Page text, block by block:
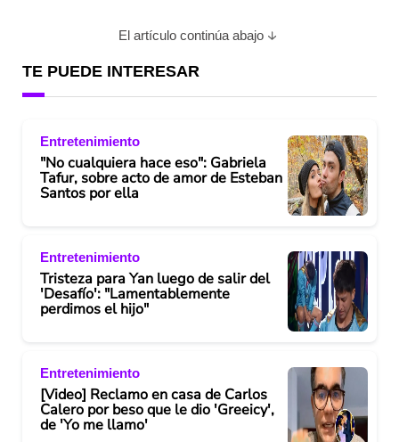
El artículo continúa abajo
TE PUEDE INTERESAR
Entretenimiento
"No cualquiera hace eso": Gabriela
Tafur, sobre acto de amor de Esteban
Santos por ella
Entretenimiento
Tristeza para Yan luego de salir del
'Desafío': "Lamentablemente
perdimos el hijo"
Entretenimiento
[Video] Reclamo en casa de Carlos
Calero por beso que le dio 'Greeicy',
de 'Yo me llamo'